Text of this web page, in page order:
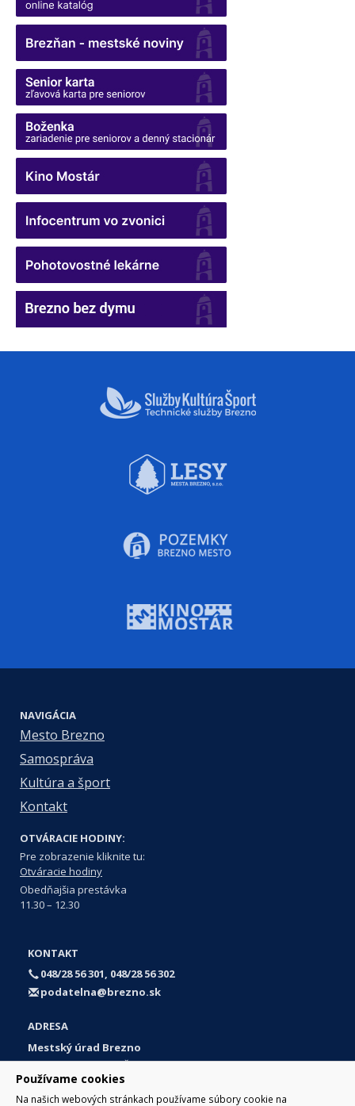
Používame cookies
Na našich webových stránkach používame súbory cookie na
NAVIGÁCIA
Mesto Brezno
Samospráva
Kultúra a šport
Kontakt
OTVÁRACIE HODINY:
Pre zobrazenie kliknite tu:
Otváracie hodiny
Obedňajšia prestávka
11.30 – 12.30
KONTAKT
048/28 56 301, 048/28 56 302
podatelna@brezno.sk
ADRESA
Mestský úrad Brezno
Námestie gen. M. R. Štefánika 1
977 01 Brezno
Slovakia (Slovak Republic)